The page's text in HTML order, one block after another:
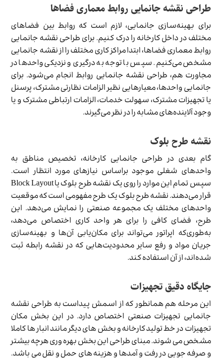
طراحی نقشه جانمایی روابط معماری فضاها
برای بهینه‌سازی جانمایی، لازم است که روابط بین فضاهای
مختلف در داخل کارخانه را درک کنیم. برای طراحی نقشه جانمایی
روابط معماری فضاها، ابتدا مراکز کاری مختلف را از نقشه جانمایی
مشخص می‌کنیم. سپس با توجه به درگیری و نزدیکی واحدها در
مجاورت هم، طراحی نقشه جانمایی روابط انجام می‌شود. برای
جانمایی واحدها، معیارهایی نظیر الزامات نظارتی مشترک، پرسنل
یا تجهیزات مشترک، سهولت خدمات، الزامات ارتباطی مشترک و یا
وجود آلاینده‌های مشابه را در نظر می‌گیرند.
نقشه طرح بلوک
گام بعدی در طراحی جانمایی کارخانه، تخصیص مناطق به
واحدهای شغلی موجود براساس نیازهای مورد انتظار است.
سپس تمام این موارد را روی یک نقشه طرح بلوک یا Block Layout
قرار می‌دهند. نقشه طرح بلوک یک طرح مفهومی است که موقعیت
واحدهای مختلف یک مجموعه صنعتی را نمایش می‌دهد. این
طرح، فضای کافی را برای هر واحد کاری اختصاص می‌دهد،
به‌طوری‌که اپراتور می‌تواند برای مکان‌یابی آن‌ها و بهینه‌سازی
جریان مواد و رفع سایر محدودیت‌هایی که در نقشه رابطه ثبت
شده‌اند، از آن استفاده کند.
جایگاه دقیق تجهیزات
این مرحله هم همانطور که از اسمش پیداست به طراحی نقشه
جانمایی تجهیزات صنعتی اختصاص دارد. در این بخش مکان
تجهیزات در خط تولید کارخانه و بخش های دیگر مانند انبار ها کاملا
مشخص می شوند. مبنای طراحی این بخش بهره وری هرچه بیشتر
و صرفه جویی در رفت و آمدها و هزینه های حمل و نقل می باشد.